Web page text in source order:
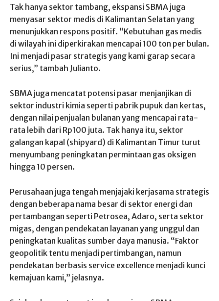
Tak hanya sektor tambang, ekspansi SBMA juga
menyasar sektor medis di Kalimantan Selatan yang
menunjukkan respons positif. “Kebutuhan gas medis
di wilayah ini diperkirakan mencapai 100 ton per bulan.
Ini menjadi pasar strategis yang kami garap secara
serius,” tambah Julianto.
SBMA juga mencatat potensi pasar menjanjikan di
sektor industri kimia seperti pabrik pupuk dan kertas,
dengan nilai penjualan bulanan yang mencapai rata-
rata lebih dari Rp100 juta. Tak hanya itu, sektor
galangan kapal (shipyard) di Kalimantan Timur turut
menyumbang peningkatan permintaan gas oksigen
hingga 10 persen.
Perusahaan juga tengah menjajaki kerjasama strategis
dengan beberapa nama besar di sektor energi dan
pertambangan seperti Petrosea, Adaro, serta sektor
migas, dengan pendekatan layanan yang unggul dan
peningkatan kualitas sumber daya manusia. “Faktor
geopolitik tentu menjadi pertimbangan, namun
pendekatan berbasis service excellence menjadi kunci
kemajuan kami,” jelasnya.